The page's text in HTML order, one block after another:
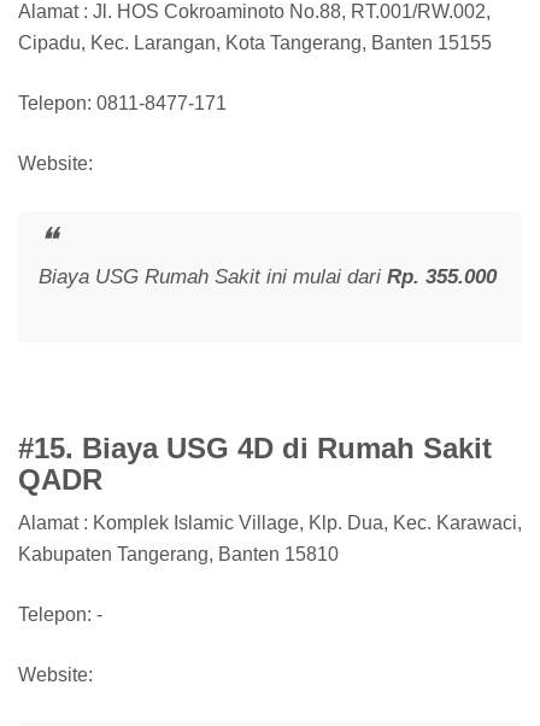
Alamat : Jl. HOS Cokroaminoto No.88, RT.001/RW.002,
Cipadu, Kec. Larangan, Kota Tangerang, Banten 15155
Telepon: 0811-8477-171
Website:
Biaya USG Rumah Sakit ini mulai dari Rp. 355.000
#15. Biaya USG 4D di Rumah Sakit
QADR
Alamat : Komplek Islamic Village, Klp. Dua, Kec. Karawaci,
Kabupaten Tangerang, Banten 15810
Telepon: -
Website: